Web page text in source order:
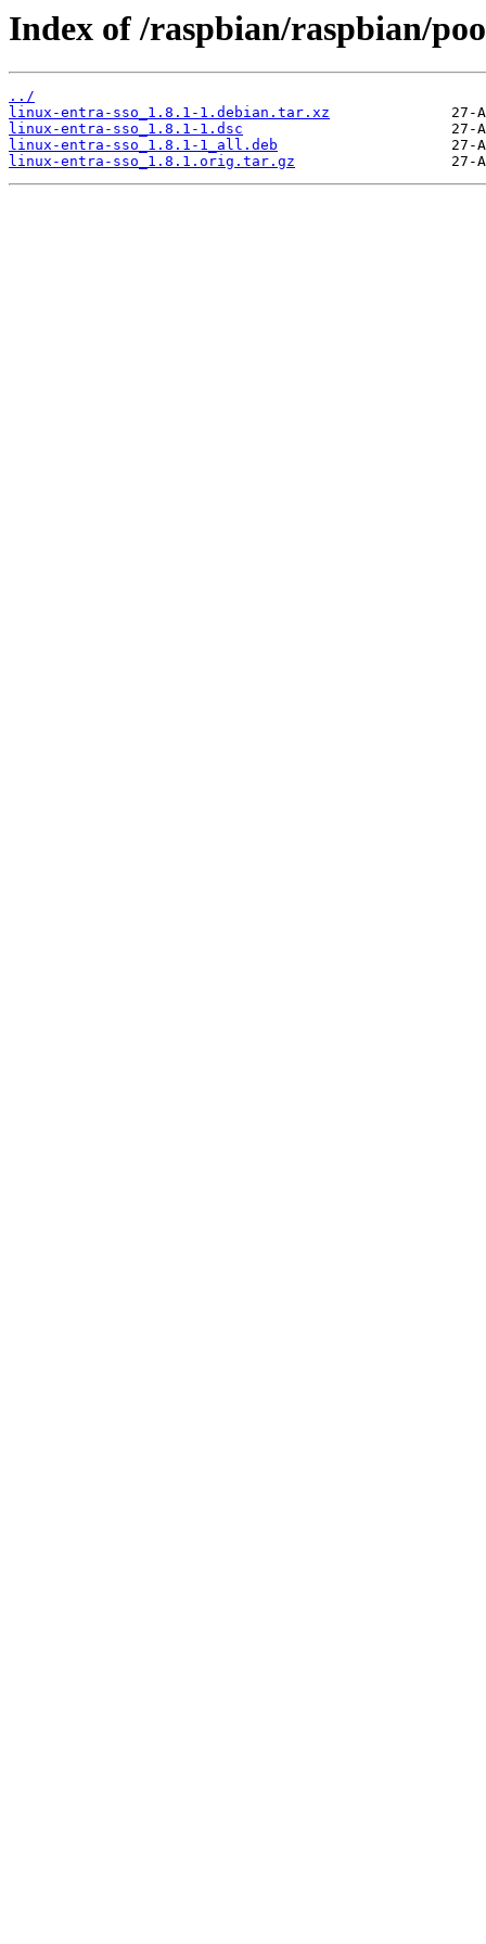
Index of /raspbian/raspbian/
../
linux-entra-sso_1.8.1-1.debian.tar.xz
linux-entra-sso_1.8.1-1.dsc
linux-entra-sso_1.8.1-1_all.deb
linux-entra-sso_1.8.1.orig.tar.gz